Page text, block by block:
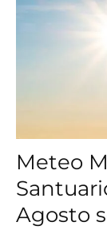
Meteo
Agosto